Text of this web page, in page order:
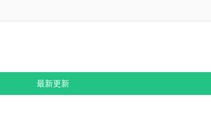
最新更新